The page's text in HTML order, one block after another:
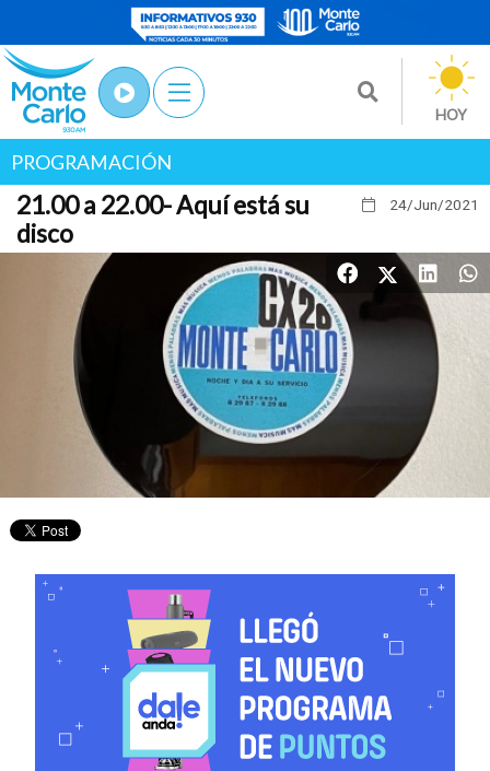
HOY
PROGRAMACIÓN
24/Jun/2021
21.00 a 22.00- Aquí está su
disco